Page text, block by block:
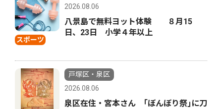
スポーツ
2026.08.06
八景島で無料ヨット体験 ８月15
日、23日 小学４年以上
戸塚区・泉区
2026.08.06
泉区在住・宮本さん ｢ぼんぼり祭｣に刀